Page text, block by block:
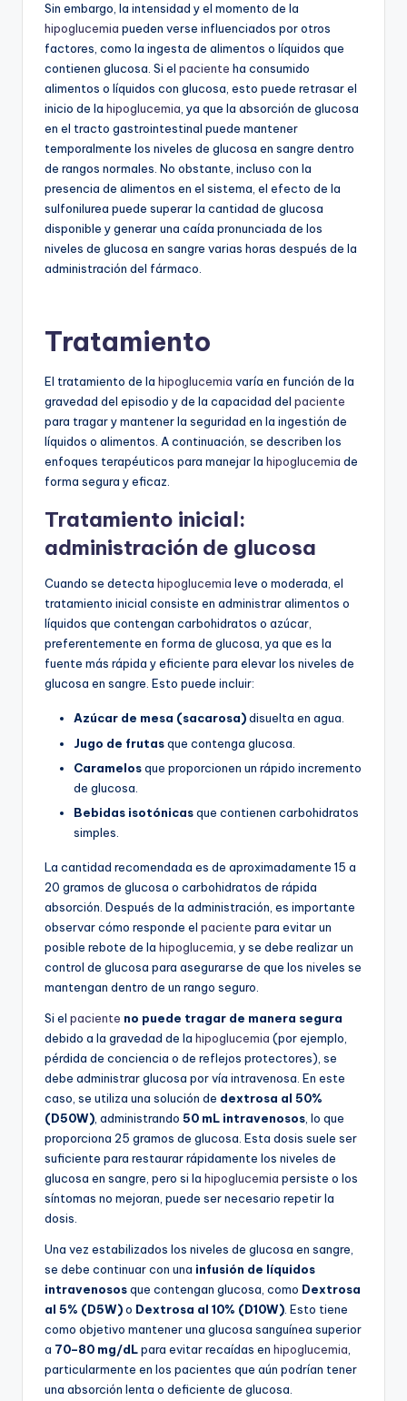
Sin embargo, la intensidad y el momento de la
hipoglucemia pueden verse influenciados por otros
factores, como la ingesta de alimentos o líquidos que
contienen glucosa. Si el paciente ha consumido
alimentos o líquidos con glucosa, esto puede retrasar el
inicio de la hipoglucemia, ya que la absorción de glucosa
en el tracto gastrointestinal puede mantener
temporalmente los niveles de glucosa en sangre dentro
de rangos normales. No obstante, incluso con la
presencia de alimentos en el sistema, el efecto de la
sulfonilurea puede superar la cantidad de glucosa
disponible y generar una caída pronunciada de los
niveles de glucosa en sangre varias horas después de la
administración del fármaco.
Tratamiento
El tratamiento de la hipoglucemia varía en función de la
gravedad del episodio y de la capacidad del paciente
para tragar y mantener la seguridad en la ingestión de
líquidos o alimentos. A continuación, se describen los
enfoques terapéuticos para manejar la hipoglucemia de
forma segura y eficaz.
Tratamiento inicial:
administración de glucosa
Cuando se detecta hipoglucemia leve o moderada, el
tratamiento inicial consiste en administrar alimentos o
líquidos que contengan carbohidratos o azúcar,
preferentemente en forma de glucosa, ya que es la
fuente más rápida y eficiente para elevar los niveles de
glucosa en sangre. Esto puede incluir:
Azúcar de mesa (sacarosa)disuelta en agua.
Jugo de frutasque contenga glucosa.
Caramelosque proporcionen un rápido incremento
de glucosa.
Bebidas isotónicasque contienen carbohidratos
simples.
La cantidad recomendada es de aproximadamente 15 a
20 gramos de glucosa o carbohidratos de rápida
absorción. Después de la administración, es importante
observar cómo responde el paciente para evitar un
posible rebote de la hipoglucemia , y se debe realizar un
control de glucosa para asegurarse de que los niveles se
mantengan dentro de un rango seguro.
Si el paciente no puede tragar de manera segura
debido a la gravedad de la hipoglucemia (por ejemplo,
pérdida de conciencia o de reflejos protectores), se
debe administrar glucosa por vía intravenosa. En este
caso, se utiliza una solución de dextrosa al 50%
(D50W) , administrando 50 mL intravenosos , lo que
proporciona 25 gramos de glucosa. Esta dosis suele ser
suficiente para restaurar rápidamente los niveles de
glucosa en sangre, pero si la hipoglucemia persiste o los
síntomas no mejoran, puede ser necesario repetir la
dosis.
Una vez estabilizados los niveles de glucosa en sangre,
se debe continuar con una infusión de líquidos
intravenososque contengan glucosa, como Dextrosa
al 5% (D5W)o Dextrosa al 10% (D10W) . Esto tiene
como objetivo mantener una glucosa sanguínea superior
a 70–80 mg/dLpara evitar recaídas en hipoglucemia
particularmente en los pacientes que aún podrían tener
una absorción lenta o deficiente de glucosa.